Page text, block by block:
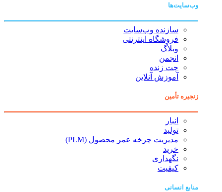
وب‌سایت‌ها
سازنده وب‌سایت
فروشگاه اینترنتی
وبلاگ
انجمن
چت زنده
آموزش آنلاین
زنجیره تأمین
انبار
تولید
مدیریت چرخه عمر محصول (PLM)
خرید
نگهداری
کیفیت
منابع انسانی